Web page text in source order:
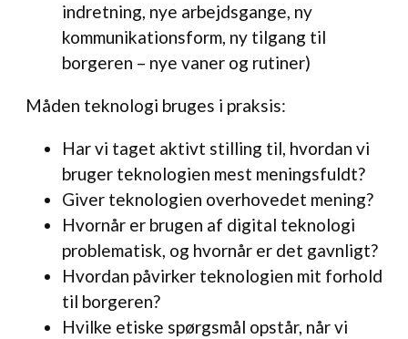
indretning, nye arbejdsgange, ny
kommunikationsform, ny tilgang til
borgeren – nye vaner og rutiner)
Måden teknologi bruges i praksis:
Har vi taget aktivt stilling til, hvordan vi
bruger teknologien mest meningsfuldt?
Giver teknologien overhovedet mening?
Hvornår er brugen af digital teknologi
problematisk, og hvornår er det gavnligt?
Hvordan påvirker teknologien mit forhold
til borgeren?
Hvilke etiske spørgsmål opstår, når vi